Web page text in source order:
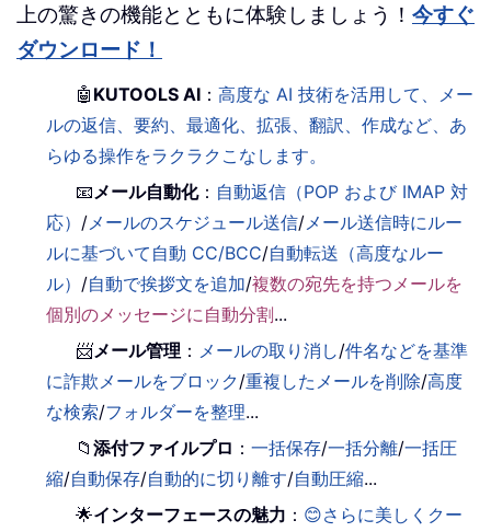
上の驚きの機能とともに体験しましょう！ 今すぐ
ダウンロード！
🤖 KUTOOLS AI ：高度な AI 技術を活用して、メー
ルの返信、要約、最適化、拡張、翻訳、作成など、あ
らゆる操作をラクラクこなします。
📧 メール自動化： 自動返信（POP および IMAP 対
応） / メールのスケジュール送信/ メール送信時にルー
ルに基づいて自動 CC/BCC/自動転送（高度なルー
ル） /自動で挨拶文を追加/複数の宛先を持つメールを
個別のメッセージに自動分割...
📨メール管理 ： メールの取り消し/件名などを基準
に詐欺メールをブロック/重複したメールを削除/高度
な検索/フォルダーを整理...
📁添付ファイルプロ ：一括保存/一括分離/一括圧
縮/自動保存/自動的に切り離す/自動圧縮...
🌟インターフェースの魅力 ： 😊さらに美しくクー